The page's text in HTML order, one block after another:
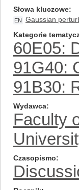
Słowa kluczowe
EN Gaussian
Kategorie
60E05:
91G40:
91B30:
Wydawca
Faculty
Czasopismo